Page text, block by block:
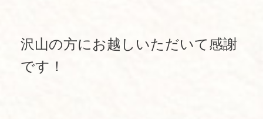
沢山の方にお越しいただいて感謝
です！